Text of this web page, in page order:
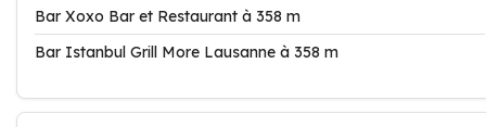
Bar Xoxo Bar et Restaurant à 358 m
Bar Istanbul Grill More Lausanne à 358 m